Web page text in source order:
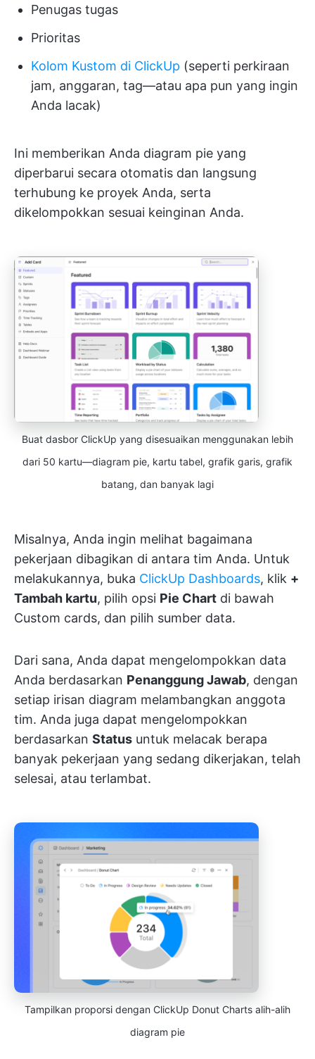
Penugas tugas
Prioritas
Kolom Kustom di ClickUp (seperti perkiraan
jam, anggaran, tag—atau apa pun yang ingin
Anda lacak)
Ini memberikan Anda diagram pie yang
diperbarui secara otomatis dan langsung
terhubung ke proyek Anda, serta
dikelompokkan sesuai keinginan Anda.
Buat dasbor ClickUp yang disesuaikan menggunakan lebih
dari 50 kartu—diagram pie, kartu tabel, grafik garis, grafik
batang, dan banyak lagi
Misalnya, Anda ingin melihat bagaimana
pekerjaan dibagikan di antara tim Anda. Untuk
melakukannya, buka ClickUp Dashboards, klik +
Tambah kartu, pilih opsi Pie Chart di bawah
Custom cards, dan pilih sumber data.
Dari sana, Anda dapat mengelompokkan data
Anda berdasarkan Penanggung Jawab, dengan
setiap irisan diagram melambangkan anggota
tim. Anda juga dapat mengelompokkan
berdasarkan Status untuk melacak berapa
banyak pekerjaan yang sedang dikerjakan, telah
selesai, atau terlambat.
Tampilkan proporsi dengan ClickUp Donut Charts alih-alih
diagram pie